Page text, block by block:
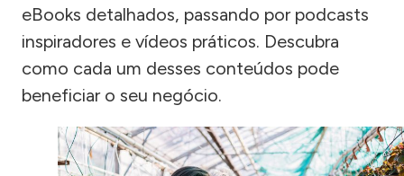
eBooks detalhados, passando por podcasts
inspiradores e vídeos práticos. Descubra
como cada um desses conteúdos pode
beneficiar o seu negócio.